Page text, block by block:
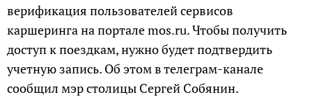
верификация пользователей сервисов
каршеринга на портале mos.ru. Чтобы получить
доступ к поездкам, нужно будет подтвердить
учетную запись. Об этом в телеграм-канале
сообщил мэр столицы Сергей Собянин.